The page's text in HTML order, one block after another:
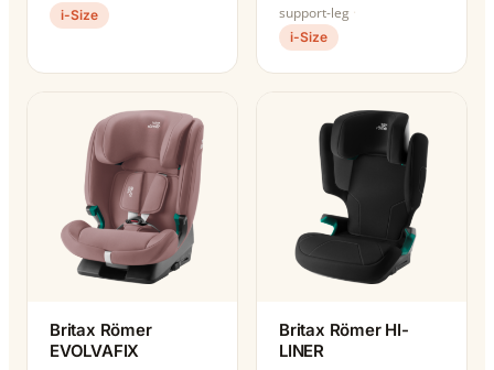
i-Size
support-leg
i-Size
Britax Römer
EVOLVAFIX
Britax Römer HI-
LINER